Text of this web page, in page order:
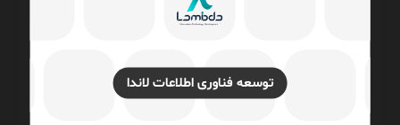
توسعه فناوری اطلاعات لاندا
دیدگاهتان را بنویسید
علامت‌گذاری شده‌اند*